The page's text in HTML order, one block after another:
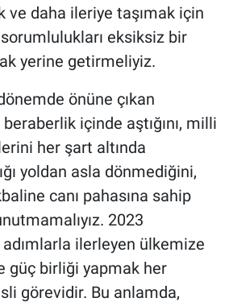
ve daha ileriye taşımak için
eksiksiz bir
yerine getirmeliyiz.
önüne çıkan
içinde aştığını, milli
her şart altında
yoldan asla dönmediğini,
canı pahasına sahip
2023
ilerleyen ülkemize
güç birliği yapmak her
görevidir. Bu anlamda,